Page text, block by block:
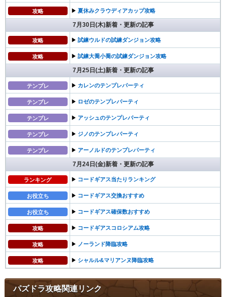
攻略 ▶︎ 夏休みクラウディアカップ攻略
7月30日(木)新着・更新の記事
攻略 ▶︎ 試練ウルドの試練ダンジョン攻略
攻略 ▶︎ 試練大喬小喬の試練ダンジョン攻略
7月25日(土)新着・更新の記事
テンプレ ▶︎ カレンのテンプレパーティ
テンプレ ▶︎ ロゼのテンプレパーティ
テンプレ ▶︎ アッシュのテンプレパーティ
テンプレ ▶︎ ジノのテンプレパーティ
テンプレ ▶︎ アーノルドのテンプレパーティ
7月24日(金)新着・更新の記事
ランキング ▶︎ コードギアス当たりランキング
お役立ち ▶︎ コードギアス交換おすすめ
お役立ち ▶︎ コードギアス確保数おすすめ
攻略 ▶︎ コードギアスコロシアム攻略
攻略 ▶︎ ノーランド降臨攻略
攻略 ▶︎ シャルル&マリアンヌ降臨攻略
パズドラ攻略関連リンク